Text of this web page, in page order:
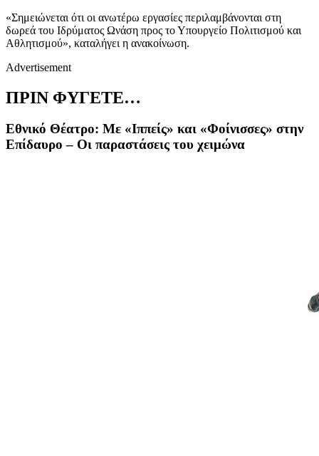
«Σημειώνεται ότι οι ανωτέρω εργασίες περιλαμβάνονται στη
δωρεά του Ιδρύματος Ωνάση προς το Υπουργείο Πολιτισμού και
Αθλητισμού», καταλήγει η ανακοίνωση.
Advertisement
ΠΡΙΝ ΦΥΓΕΤΕ…
Εθνικό Θέατρο: Με «Ιππείς» και «Φοίνισσες» στην
Επίδαυρο – Οι παραστάσεις του χειμώνα